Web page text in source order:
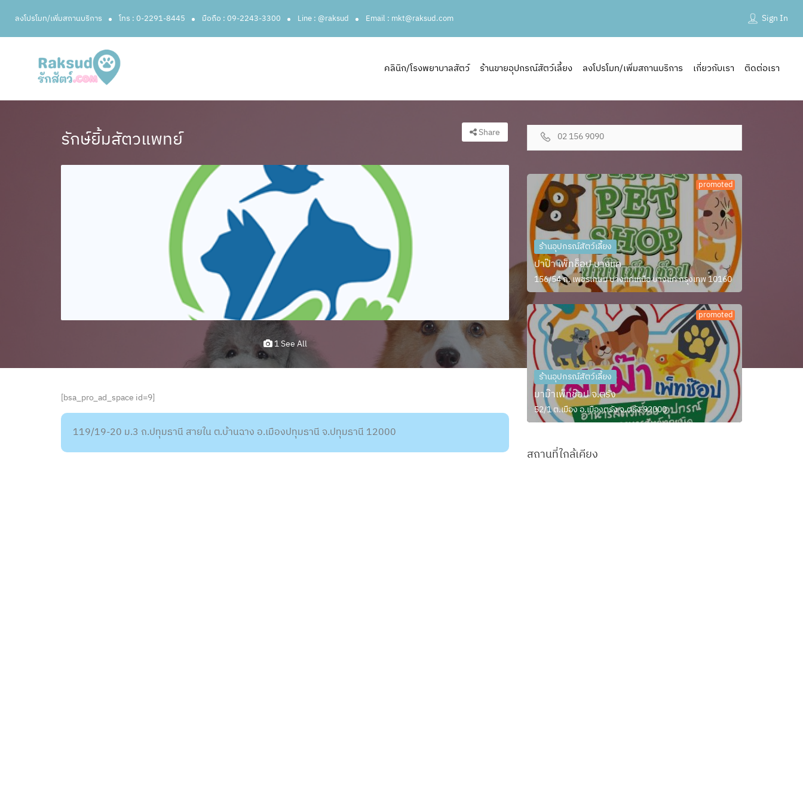
ลงโปรโมท/เพิ่มสถานบริการ โทร : 0-2291-8445 มือถือ : 09-2243-3300 Line : @raksud Email : mkt@raksud.com Sign In
คลินิก/โรงพยาบาลสัตว์ ร้านขายอุปกรณ์สัตว์เลี้ยง ลงโปรโมท/เพิ่มสถานบริการ เกี่ยวกับเรา ติดต่อเรา
รักษ์ยิ้มสัตวแพทย์ Share
1 See All
[bsa_pro_ad_space id=9]
119/19-20 ม.3 ถ.ปทุมธานี สายใน ต.บ้านฉาง อ.เมืองปทุมธานี จ.ปทุมธานี 12000
02 156 9090
promoted
ร้านอุปกรณ์สัตว์เลี้ยง
ปาป๊า เพ็ทช็อป บางแค
156/54 ถ. เพชรเกษม บางแคเหนือ บางแค กรุงเทพ 10160
promoted
ร้านอุปกรณ์สัตว์เลี้ยง
มาม๊าเพ็ทช๊อป จ.ตรัง
52/1 ต.เมือง อ.เมืองตรัง จ.ตรัง 92000
สถานที่ใกล้เคียง